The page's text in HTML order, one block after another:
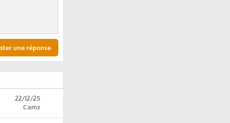
une réponse
22/12/25
Camz